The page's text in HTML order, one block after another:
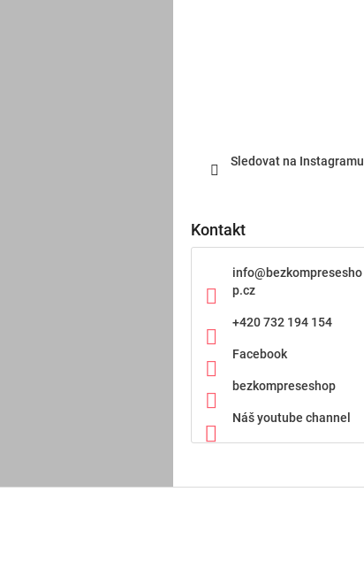
Sledovat na Instagramu
Kontakt
info@bezkompresesho
p.cz
+420 732 194 154
Facebook
bezkompreseshop
Náš youtube channel